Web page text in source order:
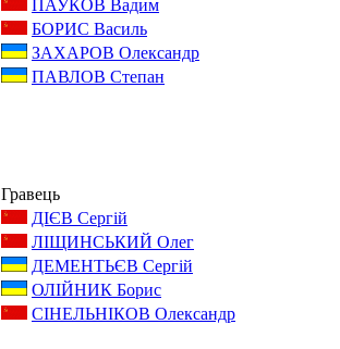
ПАУКОВ Вадим
БОРИС Василь
ЗАХАРОВ Олександр
ПАВЛОВ Степан
Гравець
ДІЄВ Сергій
ЛІЩИНСЬКИЙ Олег
ДЕМЕНТЬЄВ Сергій
ОЛІЙНИК Борис
СІНЕЛЬНІКОВ Олександр